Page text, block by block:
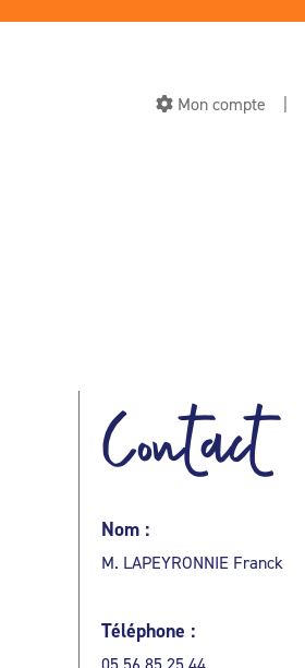
Mon compte
|
Contact
Nom :
M. LAPEYRONNIE Franck
Téléphone :
05 56 85 25 44